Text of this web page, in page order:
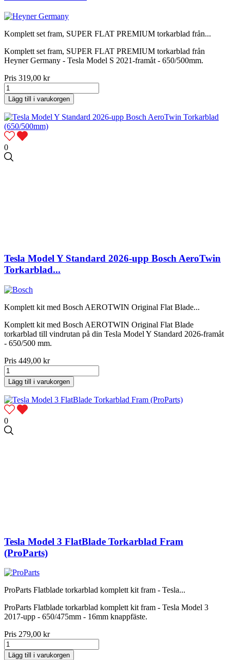
Komplett set fram, SUPER FLAT PREMIUM torkarblad från...
Komplett set fram, SUPER FLAT PREMIUM torkarblad från
Heyner Germany - Tesla Model S 2021-framåt - 650/500mm.
Pris 319,00 kr
Lägg till i varukorgen
0
Tesla Model Y Standard 2026-upp Bosch AeroTwin
Torkarblad...
Komplett kit med Bosch AEROTWIN Original Flat Blade...
Komplett kit med Bosch AEROTWIN Original Flat Blade
torkarblad till vindrutan på din Tesla Model Y Standard 2026-framåt
- 650/500 mm.
Pris 449,00 kr
Lägg till i varukorgen
0
Tesla Model 3 FlatBlade Torkarblad Fram
(ProParts)
ProParts Flatblade torkarblad komplett kit fram - Tesla...
ProParts Flatblade torkarblad komplett kit fram - Tesla Model 3
2017-upp - 650/475mm - 16mm knappfäste.
Pris 279,00 kr
Lägg till i varukorgen